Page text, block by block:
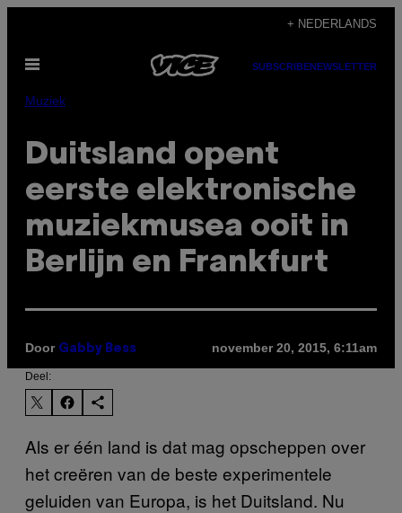
de
inhoud
+ NEDERLANDS
Open
SUBSCRIBENEWSLETTER
Muziek
Duitsland opent
eerste elektronische
muziekmusea ooit in
Berlijn en Frankfurt
Door Gabby Bess november 20, 2015, 6:11am
Deel:
Als er één land is dat mag opscheppen over
het creëren van de beste experimentele
geluiden van Europa, is het Duitsland. Nu